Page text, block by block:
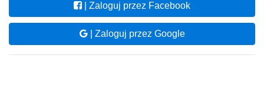
| Zaloguj przez Facebook
| Zaloguj przez Google